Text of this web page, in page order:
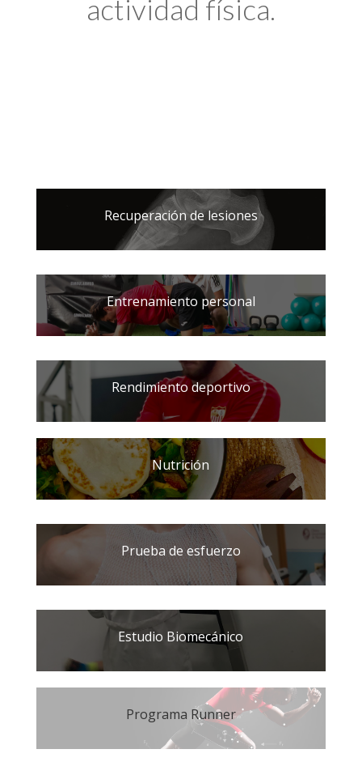
actividad física.
Recuperación de lesiones
Entrenamiento personal
Rendimiento deportivo
Nutrición
Prueba de esfuerzo
Estudio Biomecánico
Programa Runner